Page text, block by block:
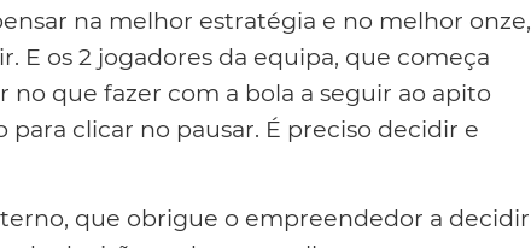
na melhor estratégia e no melhor onze,
E os 2 jogadores da equipa, que começa
que fazer com a bola a seguir ao apito
clicar no pausar. É preciso decidir e
que obrigue o empreendedor a decidir